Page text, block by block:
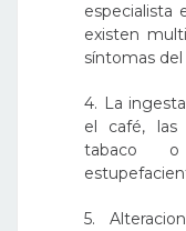
especialista
existen
síntomas del
4. La
el café, las
tabaco
5.